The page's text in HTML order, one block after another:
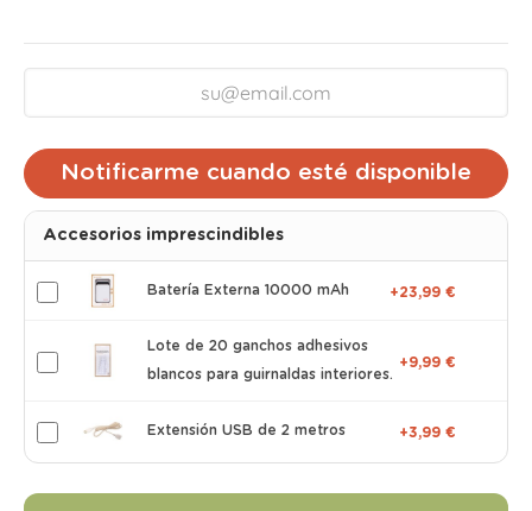
Notificarme cuando esté disponible
Accesorios imprescindibles
Batería Externa 10000 mAh +23,99 €
Lote de 20 ganchos adhesivos
blancos para guirnaldas interiores.
+9,99 €
Extensión USB de 2 metros +3,99 €